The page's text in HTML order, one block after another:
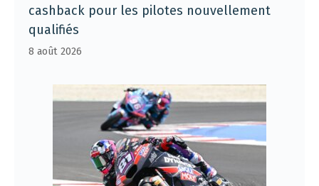
cashback pour les pilotes nouvellement
qualifiés
8 août 2026